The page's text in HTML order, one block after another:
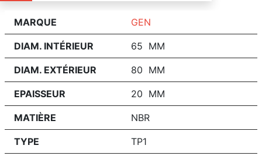
MARQUE GEN
DIAM. INTÉRIEUR 65 MM
DIAM. EXTÉRIEUR 80 MM
EPAISSEUR 20 MM
MATIÈRE NBR
TYPE TP1